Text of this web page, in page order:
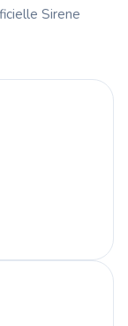
Sirene